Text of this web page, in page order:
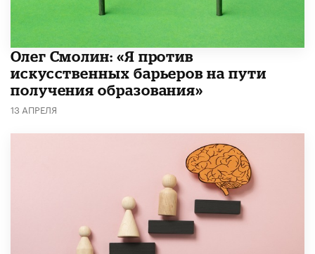
Олег Смолин: «Я против
искусственных барьеров на пути
получения образования»
13 АПРЕЛЯ